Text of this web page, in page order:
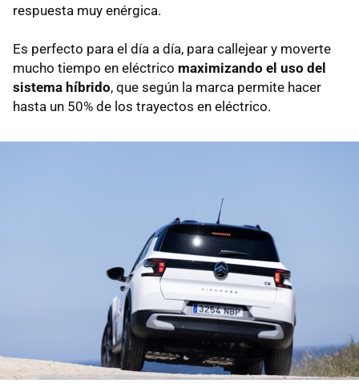
respuesta muy enérgica.
Es perfecto para el día a día, para callejear y moverte
mucho tiempo en eléctrico maximizando el uso del
sistema híbrido, que según la marca permite hacer
hasta un 50% de los trayectos en eléctrico.